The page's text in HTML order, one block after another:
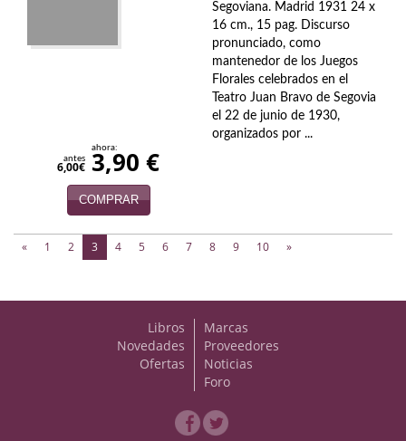
Segoviana. Madrid 1931 24 x
16 cm., 15 pag. Discurso
pronunciado, como
mantenedor de los Juegos
Florales celebrados en el
Teatro Juan Bravo de Segovia
el 22 de junio de 1930,
organizados por ...
antes
6,00€
ahora:
3,90 €
COMPRAR
« 1 2 3 (current)
4 5 6 7 8 9 10 »
Libros
Novedades
Ofertas
Marcas
Proveedores
Noticias
Foro